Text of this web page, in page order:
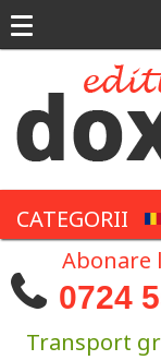
CATEGORII
Abonare
0724
Transport